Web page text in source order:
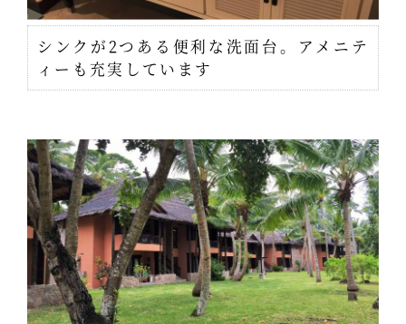
シンクが2つある便利な洗面台。アメニテ
ィーも充実しています